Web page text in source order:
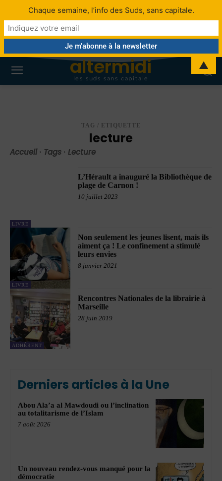
altermidi
les suds sans capitale
TAG / ETIQUETTE
lecture
Accueil Tags Lecture
LIVRE
L’Hérault a inauguré la Bibliothèque de
plage de Carnon !
10 juillet 2023
LIVRE
Non seulement les jeunes lisent, mais ils
aiment ça ! Le confinement a stimulé
leurs envies
8 janvier 2021
ADHÉRENT
Rencontres Nationales de la librairie à
Marseille
28 juin 2019
Derniers articles à la Une
Abou Ala’a al Mawdoudi ou l’inclination
au totalitarisme de l’Islam
7 août 2026
Un nouveau rendez-vous manqué pour la
démocratie
Chaque semaine, l’info des Suds, sans capitale.
▲